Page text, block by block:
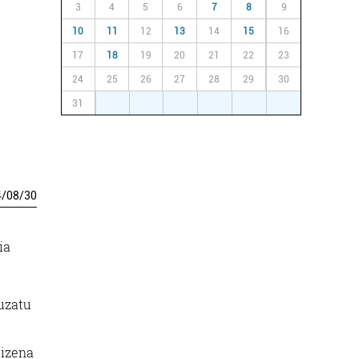
/08/30
3 4 5 6 7 8 9
10 11 12 13 14 15 16
17 18 19 20 21 22 23
24 25 26 27 28 29 30
31